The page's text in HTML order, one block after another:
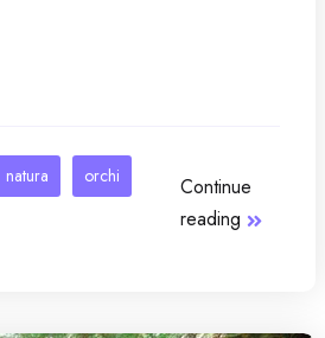
natura orchi
Continue
reading